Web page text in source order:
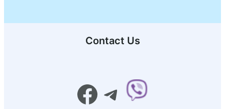
Contact Us
Facebook Telegram